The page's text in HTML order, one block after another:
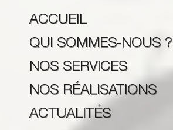
ACCUEIL
QUI SOMMES-NOUS ?
NOS SERVICES
NOS RÉALISATIONS
ACTUALITÉS